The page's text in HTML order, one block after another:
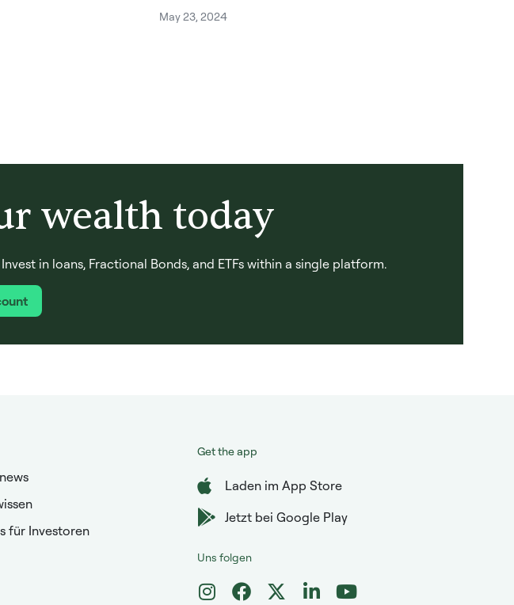
May 23, 2024
wealth today
in loans, Fractional Bonds, and ETFs within a single platform.
für Investoren
Get the app
Laden im App Store
Jetzt bei Google Play
Uns folgen